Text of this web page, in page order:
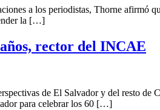
a los periodistas, Thorne afirmó
la […]
rector del INCAE
de El Salvador y del resto de
para celebrar los 60 […]